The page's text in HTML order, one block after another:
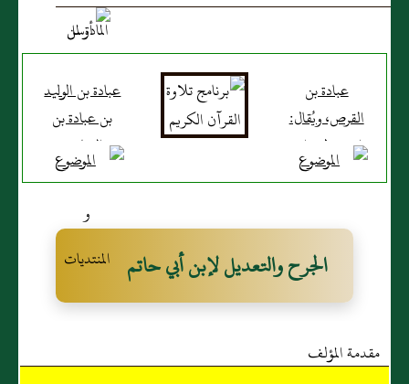
عبادة بن
القرص، ويُقال:
ابن قرط، وابن
قرص أصح
عبادة بن الوليد
بن عبادة بن
الصامت
الجرح والتعديل لإبن أبي حاتم
مقدمة المؤلف